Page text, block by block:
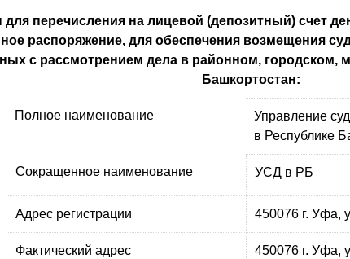
для перечисления на лицевой (депозитный) счет
распоряжение, для обеспечения возмещения
с рассмотрением дела в районном, городском,
Башкортостан:
Полное наименование
Управление
в Республике
Сокращенное наименование УСД в РБ
Адрес регистрации 450076 г. Уфа,
Фактический адрес 450076 г. Уфа,